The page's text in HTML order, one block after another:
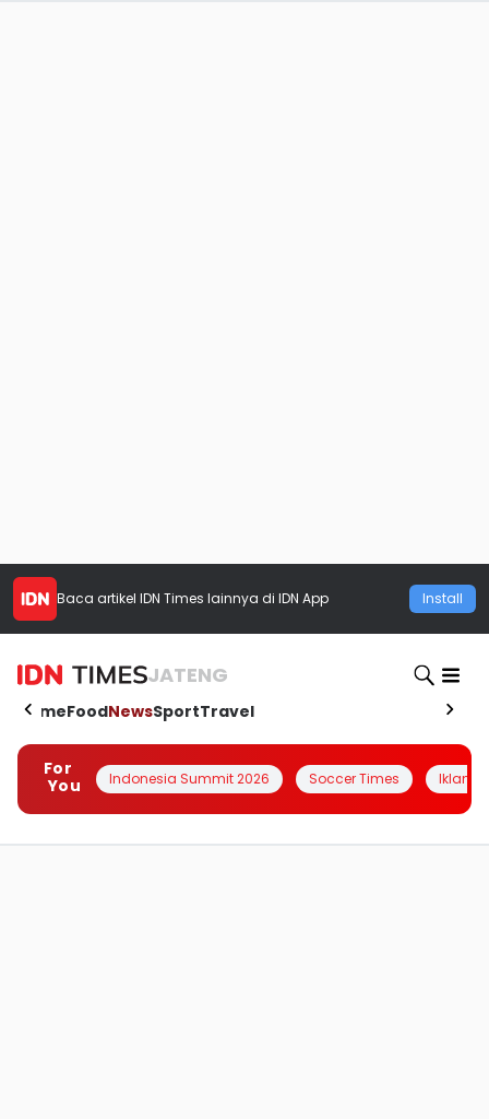
Baca artikel IDN Times lainnya di IDN App Install
JATENG
HomeFoodNewsSportTravel
For
You
Indonesia Summit 2026 Soccer Times Iklanin